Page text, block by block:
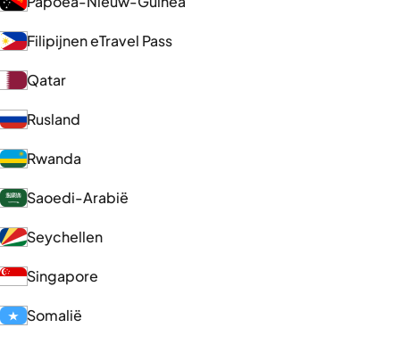
Filipijnen eTravel Pass
Qatar
Rusland
Rwanda
Saoedi-Arabië
Seychellen
Singapore
Somalië